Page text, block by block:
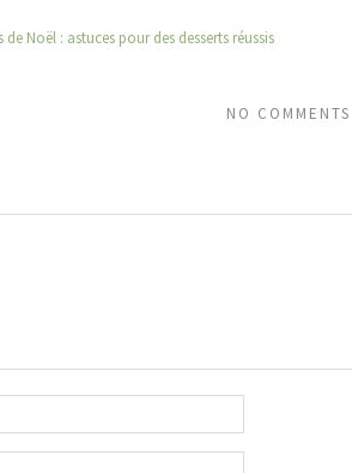
de Noël : astuces pour des desserts réussis
NO COMMENTS